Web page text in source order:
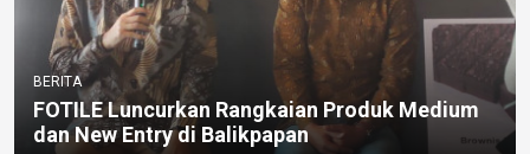
BERITA
FOTILE Luncurkan Rangkaian Produk Medium
dan New Entry di Balikpapan